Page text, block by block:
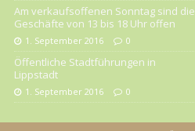
Am verkaufsoffenen Sonntag sind die
Geschäfte von 13 bis 18 Uhr offen
1. September 2016 0
Öffentliche Stadtführungen in
Lippstadt
1. September 2016 0